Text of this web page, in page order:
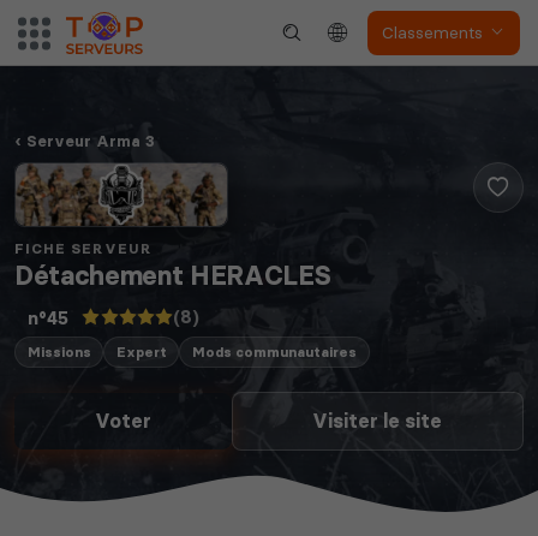
Classements
Serveur Arma 3
FICHE SERVEUR
Détachement HERACLES
n°45 (8)
Missions Expert Mods communautaires
Voter Visiter le site